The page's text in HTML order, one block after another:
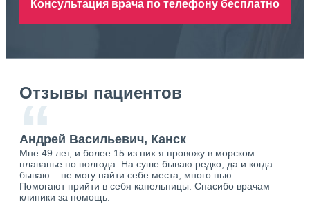
Консультация врача по телефону бесплатно
Отзывы пациентов
“
Андрей Васильевич, Канск
Мне 49 лет, и более 15 из них я провожу в морском
плаванье по полгода. На суше бываю редко, да и когда
бываю – не могу найти себе места, много пью.
Помогают прийти в себя капельницы. Спасибо врачам
клиники за помощь.